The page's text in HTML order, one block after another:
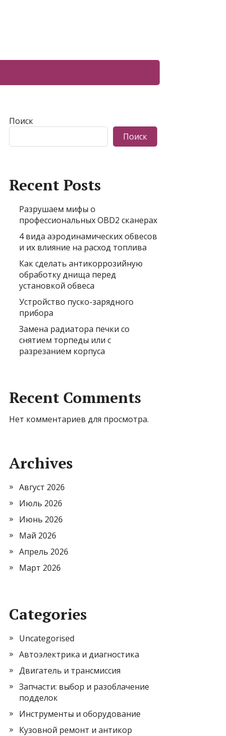
Поиск
Поиск
Recent Posts
Разрушаем мифы о
профессиональных OBD2 сканерах
4 вида аэродинамических обвесов
и их влияние на расход топлива
Как сделать антикоррозийную
обработку днища перед
установкой обвеса
Устройство пуско-зарядного
прибора
Замена радиатора печки со
снятием торпеды или с
разрезанием корпуса
Recent Comments
Нет комментариев для просмотра.
Archives
Август 2026
Июль 2026
Июнь 2026
Май 2026
Апрель 2026
Март 2026
Categories
Uncategorised
Автоэлектрика и диагностика
Двигатель и трансмиссия
Запчасти: выбор и разоблачение
подделок
Инструменты и оборудование
Кузовной ремонт и антикор